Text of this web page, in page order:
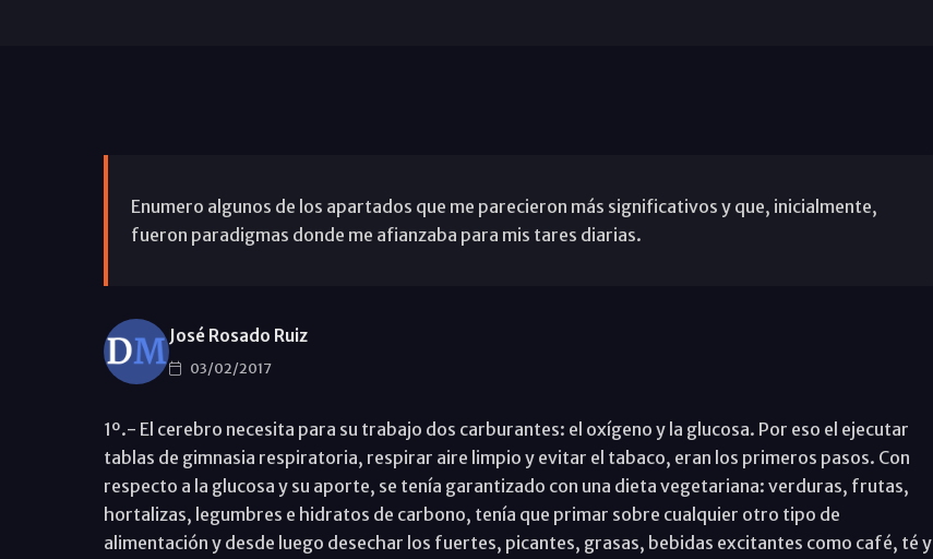
Enumero algunos de los apartados que me parecieron más significativos y que, inicialmente,
fueron paradigmas donde me afianzaba para mis tares diarias.
José Rosado Ruiz
03/02/2017
1º.- El cerebro necesita para su trabajo dos carburantes: el oxígeno y la glucosa. Por eso el ejecutar
tablas de gimnasia respiratoria, respirar aire limpio y evitar el tabaco, eran los primeros pasos. Con
respecto a la glucosa y su aporte, se tenía garantizado con una dieta vegetariana: verduras, frutas,
hortalizas, legumbres e hidratos de carbono, tenía que primar sobre cualquier otro tipo de
alimentación y desde luego desechar los fuertes, picantes, grasas, bebidas excitantes como café, té y